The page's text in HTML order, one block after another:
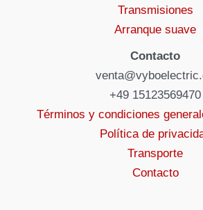
Transmisiones
Arranque suave
Contacto
+49 15123569470
Términos y condiciones
Política de
Transporte
Contacto